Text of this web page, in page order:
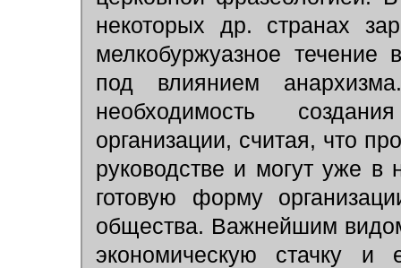
некоторых др. странах
мелкобуржуазное
под влиянием
необходимость
организации, считая, что
руководстве и могут уже в
готовую форму
общества. Важнейшим
экономическую стачку